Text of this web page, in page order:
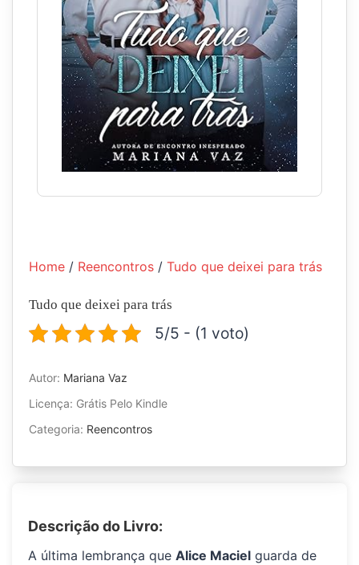
Home / Reencontros / Tudo que deixei para trás
Tudo que deixei para trás
5/5 - (1 voto)
Autor: Mariana Vaz
Licença: Grátis Pelo Kindle
Categoria: Reencontros
Descrição do Livro:
A última lembrança que Alice Maciel guarda de